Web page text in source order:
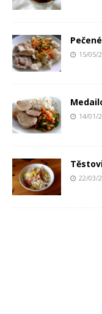
15/05/
14/01/
22/03/